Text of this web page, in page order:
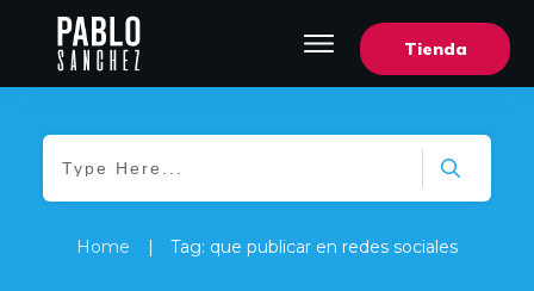
Tienda
Home Tag: que publicar en redes sociales